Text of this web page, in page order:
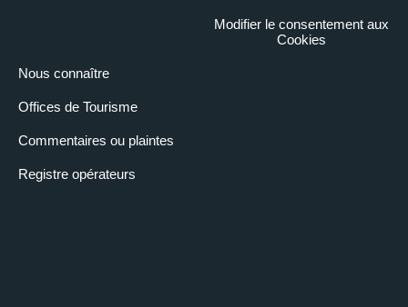
Nous connaître
Offices de Tourisme
Commentaires ou plaintes
Registre opérateurs
Modifier le consentement aux
Cookies